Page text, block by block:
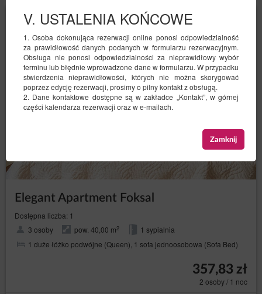
V. USTALENIA KOŃCOWE
1. Osoba dokonująca rezerwacji online ponosi odpowiedzialność
za prawidłowość danych podanych w formularzu rezerwacyjnym.
Obsługa nie ponosi odpowiedzialności za nieprawidłowy wybór
terminu lub błędnie wprowadzone dane w formularzu. W przypadku
stwierdzenia nieprawidłowości, których nie można skorygować
poprzez edycję rezerwacji, prosimy o pilny kontakt z obsługą.
2. Dane kontaktowe dostępne są w zakładce „Kontakt”, w górnej
części kalendarza rezerwacji oraz w e-mailach.
Zamknij
Elegant Apartment Foksal
Dostępna liczba: 1
3 osoby
pow. 40,00 m2
1 sypialnia
1 duże łóżko podwójne (Queen), 1 sofa jednoosobowa (Sofa Bed)
357,83 zł
2 osoby / 1 noc